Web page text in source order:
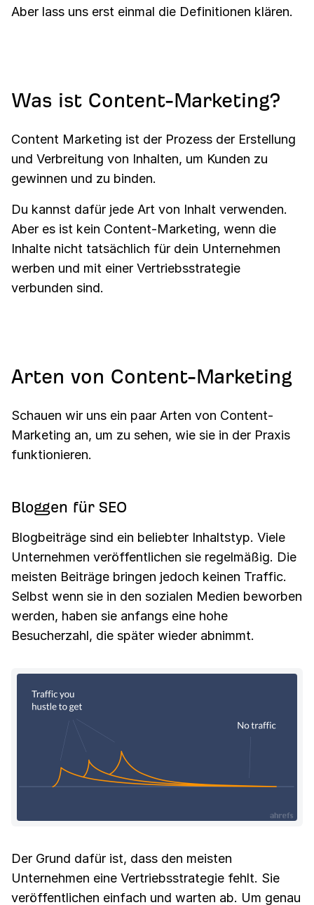
Aber lass uns erst einmal die Definitionen klären.
Was ist Content-Marketing?
Content Marketing ist der Prozess der Erstellung
und Verbreitung von Inhalten, um Kunden zu
gewinnen und zu binden.
Du kannst dafür jede Art von Inhalt verwenden.
Aber es ist kein Content-Marketing, wenn die
Inhalte nicht tatsächlich für dein Unternehmen
werben und mit einer Vertriebsstrategie
verbunden sind.
Arten von Content-Marketing
Schauen wir uns ein paar Arten von Content-
Marketing an, um zu sehen, wie sie in der Praxis
funktionieren.
Bloggen für SEO
Blogbeiträge sind ein beliebter Inhaltstyp. Viele
Unternehmen veröffentlichen sie regelmäßig. Die
meisten Beiträge bringen jedoch keinen Traffic.
Selbst wenn sie in den sozialen Medien beworben
werden, haben sie anfangs eine hohe
Besucherzahl, die später wieder abnimmt.
Der Grund dafür ist, dass den meisten
Unternehmen eine Vertriebsstrategie fehlt. Sie
veröffentlichen einfach und warten ab. Um genau